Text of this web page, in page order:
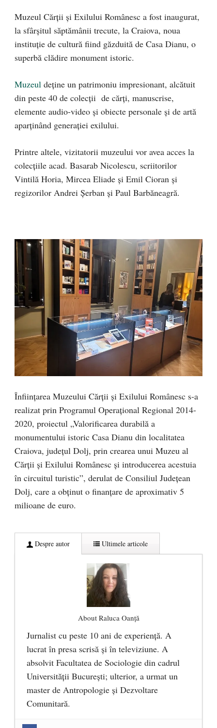
Muzeul Cărții și Exilului Românesc a fost inaugurat,
la sfârșitul săptămânii trecute, la Craiova, noua
instituție de cultură fiind găzduită de Casa Dianu, o
superbă clădire monument istoric.
Muzeul deține un patrimoniu impresionant, alcătuit
din peste 40 de colecții de cărți, manuscrise,
elemente audio-video și obiecte personale și de artă
aparținând generației exilului.
Printre altele, vizitatorii muzeului vor avea acces la
colecțiile acad. Basarab Nicolescu, scriitorilor
Vintilă Horia, Mircea Eliade și Emil Cioran și
regizorilor Andrei Șerban și Paul Barbăneagră.
Înființarea Muzeului Cărții și Exilului Românesc s-a
realizat prin Programul Operațional Regional 2014-
2020, proiectul „Valorificarea durabilă a
monumentului istoric Casa Dianu din localitatea
Craiova, judeţul Dolj, prin crearea unui Muzeu al
Cărţii şi Exilului Românesc şi introducerea acestuia
în circuitul turistic”, derulat de Consiliul Județean
Dolj, care a obținut o finanțare de aproximativ 5
milioane de euro.
Despre autor Ultimele articole
About Raluca Oanță
Jurnalist cu peste 10 ani de experiență. A
lucrat în presa scrisă și în televiziune. A
absolvit Facultatea de Sociologie din cadrul
Universității București; ulterior, a urmat un
master de Antropologie și Dezvoltare
Comunitară.